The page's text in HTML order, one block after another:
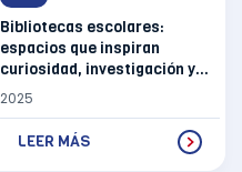
Bibliotecas escolares:
espacios que inspiran
curiosidad, investigación y
amor por el saber
2025
LEER MÁS